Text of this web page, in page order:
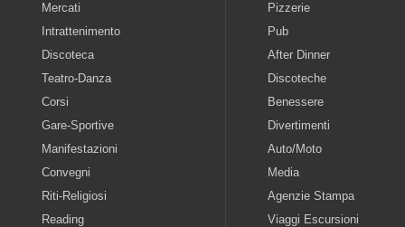
Mercati
Intrattenimento
Discoteca
Teatro-Danza
Corsi
Gare-Sportive
Manifestazioni
Convegni
Riti-Religiosi
Reading
Pizzerie
Pub
After Dinner
Discoteche
Benessere
Divertimenti
Auto/Moto
Media
Agenzie Stampa
Viaggi Escursioni